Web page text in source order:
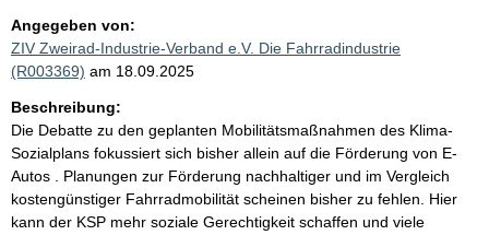
Angegeben von:
ZIV Zweirad-Industrie-Verband e.V. Die Fahrradindustrie
(R003369) am 18.09.2025
Beschreibung:
Die Debatte zu den geplanten Mobilitätsmaßnahmen des Klima-
Sozialplans fokussiert sich bisher allein auf die Förderung von E-
Autos . Planungen zur Förderung nachhaltiger und im Vergleich
kostengünstiger Fahrradmobilität scheinen bisher zu fehlen. Hier
kann der KSP mehr soziale Gerechtigkeit schaffen und viele